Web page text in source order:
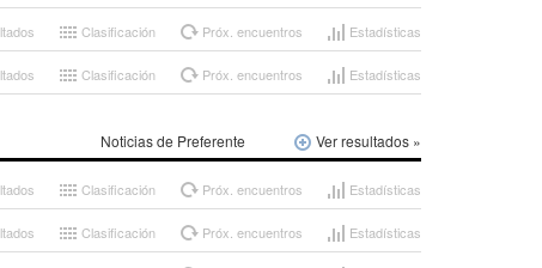
Estadísticas
Próx. encuentros
Clasificación
Estadísticas
Próx. encuentros
Clasificación
Ver resultados »
Noticias de Preferente
Estadísticas
Próx. encuentros
Clasificación
Estadísticas
Próx. encuentros
Clasificación